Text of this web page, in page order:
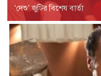
‘দেশু’ জুটির বিশেষ বার্তা